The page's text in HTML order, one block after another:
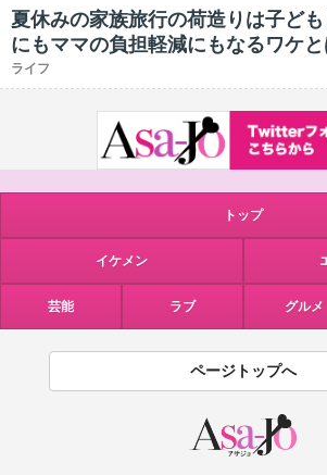
夏休みの家族旅行の荷造りは子ど
にもママの負担軽減にもなるワケと
ライフ
トップ
イケメン
芸能 ラブ グルメ
ページトップへ